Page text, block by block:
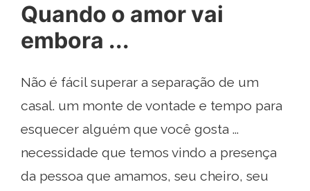
Quando o amor vai
embora ...
Não é fácil superar a separação de um
casal. um monte de vontade e tempo para
esquecer alguém que você gosta ...
necessidade que temos vindo a presença
da pessoa que amamos, seu cheiro, seu